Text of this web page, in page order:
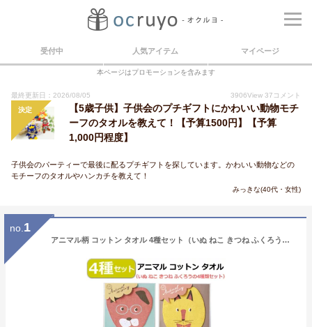
受付中 人気アイテム マイページ
本ページはプロモーションを含みます
最終更新日：2026/08/05 3906View 37 コメント
決定
【5歳子供】子供会のプチギフトにかわいい動物モチ
ーフのタオルを教えて！【予算1500円】【予算
1,000円程度】
子供会のパーティーで最後に配るプチギフトを探しています。かわいい動物などの
モチーフのタオルやハンカチを教えて！
みっきな(40代・女性)
no. 1
アニマル柄 コットン タオル 4種セット（いぬ ねこ きつね ふくろう） 動物顔がモチーフのコットンタオル かわいいタオル 個包装 プチギフト 綿 子供向けのプレゼント ちょっとした贈り物におすすめ 送料無料 ポスト投函便